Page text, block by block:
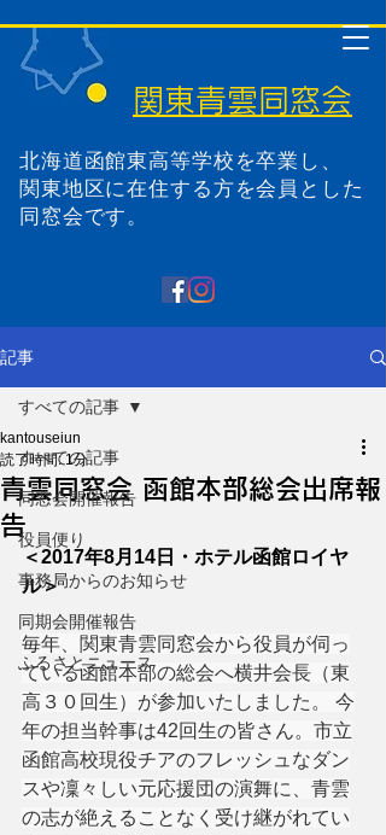
関東青雲同窓会
北海道函館東高等学校を卒業し、
関東地区に在住する方を会員とした
同窓会です。
記事
すべての記事
同窓会開催報告
役員便り
事務局からのお知らせ
同期会開催報告
ふるさとニュース
すべての記事
青雲同窓会 函館本部総会出席報
告
kantouseiun
読了時間: 1分
＜2017年8月14日・ホテル函館ロイヤ
ル＞
毎年、関東青雲同窓会から役員が伺っ
ている函館本部の総会へ横井会長（東
高３０回生）が参加いたしました。 今
年の担当幹事は42回生の皆さん。市立
函館高校現役チアのフレッシュなダン
スや凜々しい元応援団の演舞に、青雲
の志が絶えることなく受け継がれてい